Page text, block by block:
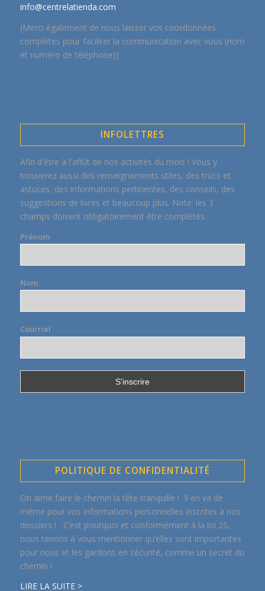
info@centrelatienda.com
(Merci également de nous laisser vos coordonnées
complètes pour faciliter la communication avec vous (nom
et numéro de téléphone))
INFOLETTRES
Afin d'être à l'affût de nos activités du mois ! Vous y
trouverez aussi des renseignements utiles, des trucs et
astuces, des informations pertinentes, des conseils, des
suggestions de livres et beaucoup plus. Note: les 3
champs doivent obligatoirement être complétés.
Prénom
Nom
Courriel
POLITIQUE DE CONFIDENTIALITÉ
On aime faire le chemin la tête tranquille ! Il en va de
même pour vos informations personnelles inscrites à nos
dossiers ! C’est pourquoi et conformément à la loi 25,
nous tenons à vous mentionner qu’elles sont importantes
pour nous et les gardons en sécurité, comme un secret du
chemin !
LIRE LA SUITE >